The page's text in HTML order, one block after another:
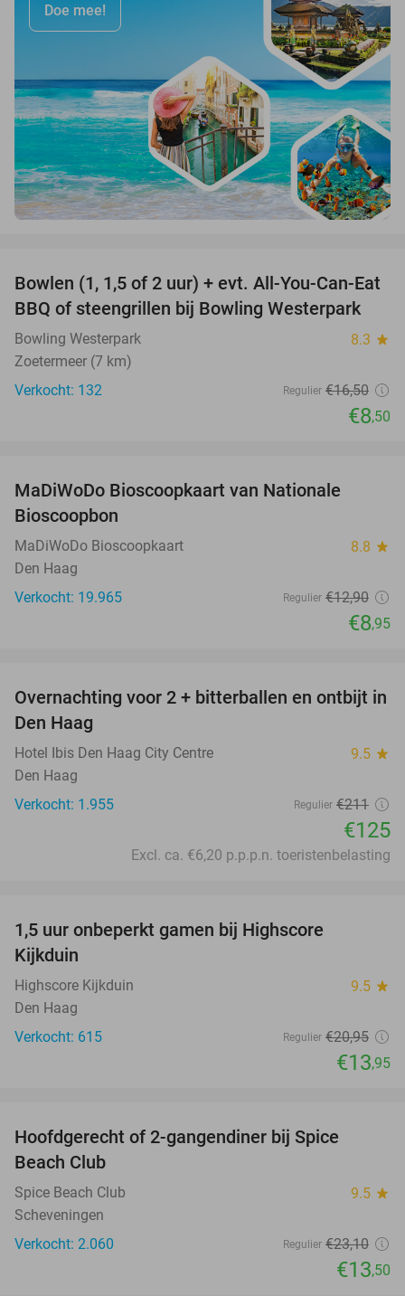
Doe mee!
48%
Bowlen (1, 1,5 of 2 uur) + evt. All-You-Can-Eat
BBQ of steengrillen bij Bowling Westerpark
Bowling Westerpark 8.3 star
Zoetermeer (7 km)
Verkocht: 132
Regulier €16,50
€8,50
MaDiWoDo Bioscoopkaart van Nationale
Bioscoopbon
MaDiWoDo Bioscoopkaart 8.8 star
Den Haag
Verkocht: 19.965
Regulier €12,90
€8,95
41%
Overnachting voor 2 + bitterballen en ontbijt in
Den Haag
Hotel Ibis Den Haag City Centre 9.5 star
Den Haag
Verkocht: 1.955
Regulier €211
€125
Excl. ca. €6,20 p.p.p.n. toeristenbelasting
1,5 uur onbeperkt gamen bij Highscore
Kijkduin
Highscore Kijkduin 9.5 star
Den Haag
Verkocht: 615
Regulier €20,95
€13,95
Hoofdgerecht of 2-gangendiner bij Spice
Beach Club
Spice Beach Club 9.5 star
Scheveningen
Verkocht: 2.060
Regulier €23,10
€13,50